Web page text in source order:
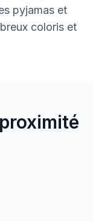
pyjamas et
coloris et